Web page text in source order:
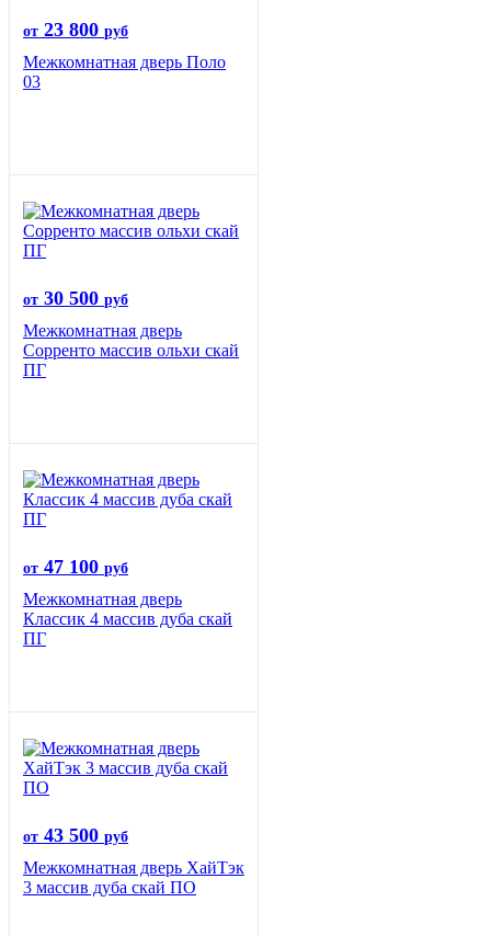
от 23 800 руб
Межкомнатная дверь Поло
03
от 30 500 руб
Межкомнатная дверь
Сорренто массив ольхи скай
ПГ
от 47 100 руб
Межкомнатная дверь
Классик 4 массив дуба скай
ПГ
от 43 500 руб
Межкомнатная дверь ХайТэк
3 массив дуба скай ПО